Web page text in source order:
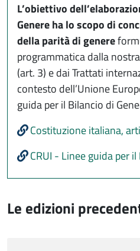
L’obiettivo
Genere ha lo scopo di
della parità di genere
programmatica dalla
(art. 3) e dai Trattati
contesto dell’Unione
guida per il Bilancio di
Costituzione italiana,
CRUI - Linee guida per
Le edizioni